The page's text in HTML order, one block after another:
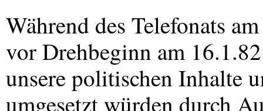
Während des Telefonats
vor Drehbeginn am
unsere politischen Inhalte
umgesetzt würden durch